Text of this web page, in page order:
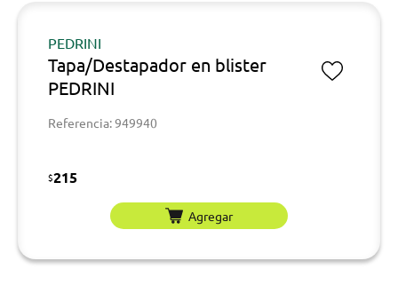
PEDRINI
Tapa/Destapador en blister
PEDRINI
Referencia: 949940
$215
Agregar